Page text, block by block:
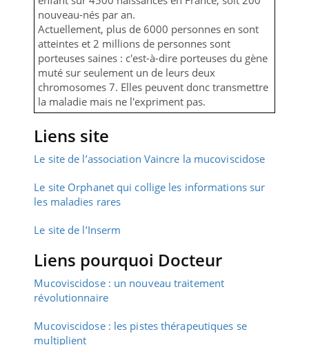
nouveau-nés par an.
Actuellement, plus de 6000 personnes en sont
atteintes et 2 millions de personnes sont
porteuses saines : c'est-à-dire porteuses du gène
muté sur seulement un de leurs deux
chromosomes 7. Elles peuvent donc transmettre
la maladie mais ne l'expriment pas.
Liens site
Le site de l’association Vaincre la mucoviscidose
Le site Orphanet qui collige les informations sur
les maladies rares
Le site de l’Inserm
Liens pourquoi Docteur
Mucoviscidose : un nouveau traitement
révolutionnaire
Mucoviscidose : les pistes thérapeutiques se
multiplient